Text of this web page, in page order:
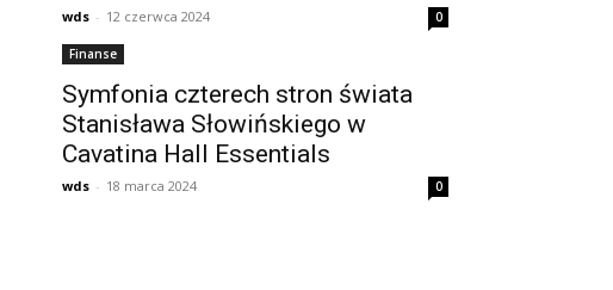
wds - 12 czerwca 2024 0
Finanse
Symfonia czterech stron świata
Stanisława Słowińskiego w
Cavatina Hall Essentials
wds - 18 marca 2024 0